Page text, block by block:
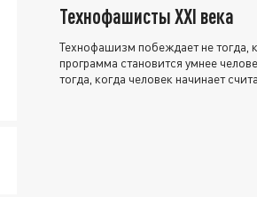
Технофашисты XXI века
Технофашизм побеждает не тогда,
программа становится умнее
тогда, когда человек начинает